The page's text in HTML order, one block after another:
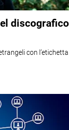
discografico
con l’etichetta